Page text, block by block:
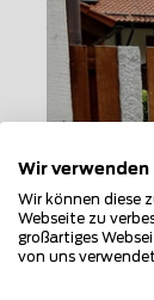
Wir verwenden
Wir können diese
Webseite zu
großartiges
von uns